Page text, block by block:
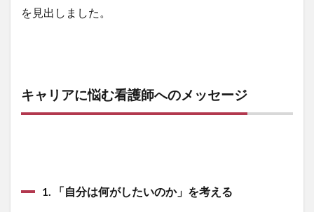
を見出しました。
キャリアに悩む看護師へのメッセージ
1. 「自分は何がしたいのか」を考える